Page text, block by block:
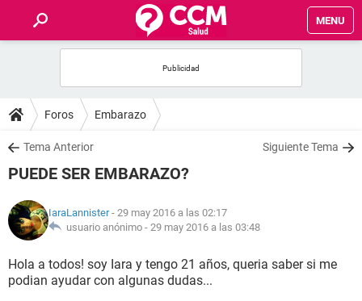
MENU
FOROS
SALUD
NUTRICIÓN
BIENESTAR
Foros Embarazo
Tema Anterior Siguiente Tema
PUEDE SER EMBARAZO?
IaraLannister- 29 may 2016 a las 02:17
usuario anónimo - 29 may 2016 a las 03:48
Hola a todos! soy Iara y tengo 21 años, queria saber si me
podian ayudar con algunas dudas...